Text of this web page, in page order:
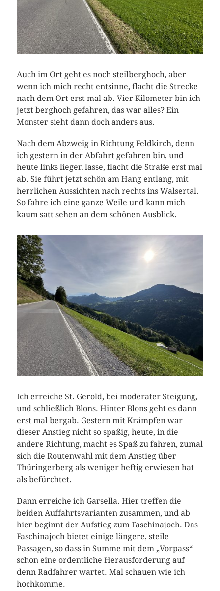
Auch im Ort geht es noch steilberghoch, aber
wenn ich mich recht entsinne, flacht die Strecke
nach dem Ort erst mal ab. Vier Kilometer bin ich
jetzt berghoch gefahren, das war alles? Ein
Monster sieht dann doch anders aus.
Nach dem Abzweig in Richtung Feldkirch, denn
ich gestern in der Abfahrt gefahren bin, und
heute links liegen lasse, flacht die Straße erst mal
ab. Sie führt jetzt schön am Hang entlang, mit
herrlichen Aussichten nach rechts ins Walsertal.
So fahre ich eine ganze Weile und kann mich
kaum satt sehen an dem schönen Ausblick.
Ich erreiche St. Gerold, bei moderater Steigung,
und schließlich Blons. Hinter Blons geht es dann
erst mal bergab. Gestern mit Krämpfen war
dieser Anstieg nicht so spaßig, heute, in die
andere Richtung, macht es Spaß zu fahren, zumal
sich die Routenwahl mit dem Anstieg über
Thüringerberg als weniger heftig erwiesen hat
als befürchtet.
Dann erreiche ich Garsella. Hier treffen die
beiden Auffahrtsvarianten zusammen, und ab
hier beginnt der Aufstieg zum Faschinajoch. Das
Faschinajoch bietet einige längere, steile
Passagen, so dass in Summe mit dem „Vorpass“
schon eine ordentliche Herausforderung auf
denn Radfahrer wartet. Mal schauen wie ich
hochkomme.